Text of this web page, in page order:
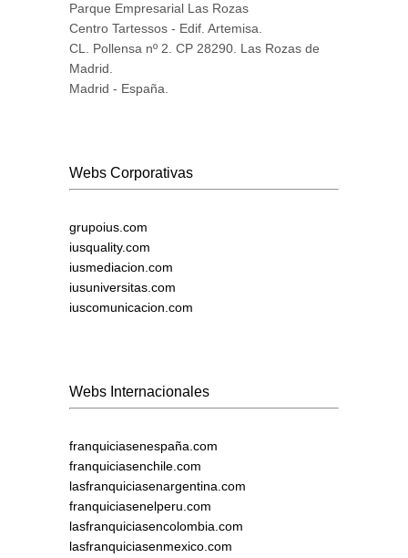
Parque Empresarial Las Rozas
Centro Tartessos - Edif. Artemisa.
CL. Pollensa nº 2. CP 28290. Las Rozas de
Madrid.
Madrid - España.
Webs Corporativas
grupoius.com
iusquality.com
iusmediacion.com
iusuniversitas.com
iuscomunicacion.com
Webs Internacionales
franquiciasenespaña.com
franquiciasenchile.com
lasfranquiciasenargentina.com
franquiciasenelperu.com
lasfranquiciasencolombia.com
lasfranquiciasenmexico.com